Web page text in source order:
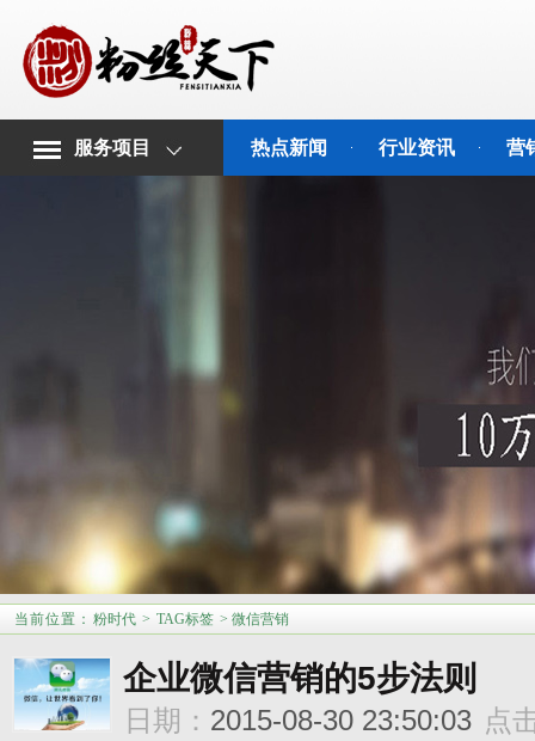
服务项目 热点新闻 行业资讯 营
当前位置 ： 粉时代 > TAG标签 > 微信营销
企业微信营销的5步法则
日期： 2015-08-30 23:50:03 点